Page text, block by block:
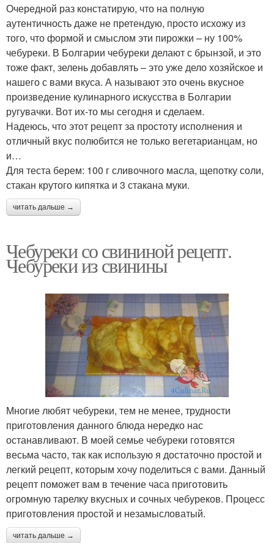
Очередной раз констатирую, что на полную
аутентичность даже не претендую, просто исхожу из
того, что формой и смыслом эти пирожки – ну 100%
чебуреки. В Болгарии чебуреки делают с брынзой, и это
тоже факт, зелень добавлять – это уже дело хозяйское и
нашего с вами вкуса. А называют это очень вкусное
произведение кулинарного искусства в Болгарии
ругувачки. Вот их-то мы сегодня и сделаем.
Надеюсь, что этот рецепт за простоту исполнения и
отличный вкус полюбится не только вегетарианцам, но
и…
Для теста берем: 100 г сливочного масла, щепотку соли,
стакан крутого кипятка и 3 стакана муки.
читать дальше →
Чебуреки со свининой рецепт.
Чебуреки из свинины
Многие любят чебуреки, тем не менее, трудности
приготовления данного блюда нередко нас
останавливают. В моей семье чебуреки готовятся
весьма часто, так как использую я достаточно простой и
легкий рецепт, которым хочу поделиться с вами. Данный
рецепт поможет вам в течение часа приготовить
огромную тарелку вкусных и сочных чебуреков. Процесс
приготовления простой и незамысловатый.
читать дальше →